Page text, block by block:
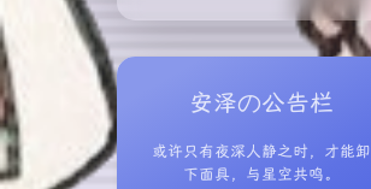
安泽の公告栏
或许只有夜深人静之时，才能卸
下面具，与星空共鸣。